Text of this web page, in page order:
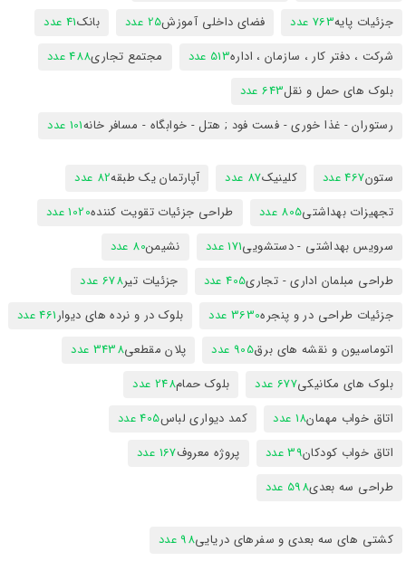
جزئیات پایه763 عدد فضای داخلی آموزش25 عدد بانک41 عدد
شرکت ، دفتر کار ، سازمان ، اداره513 عدد مجتمع تجاری488 عدد
بلوک های حمل و نقل643 عدد
رستوران - غذا خوری - فست فود ; هتل - خوابگاه - مسافر خانه101 عدد
ستون467 عدد کلینیک87 عدد آپارتمان یک طبقه82 عدد
تجهیزات بهداشتی805 عدد طراحی جزئیات تقویت کننده1020 عدد
سرویس بهداشتی - دستشویی171 عدد نشیمن80 عدد
طراحی مبلمان اداری - تجاری405 عدد جزئیات تیر678 عدد
جزئیات طراحی در و پنجره3630 عدد بلوک در و نرده های دیوار461 عدد
اتوماسیون و نقشه های برق905 عدد پلان مقطعی3438 عدد
بلوک های مکانیکی677 عدد بلوک حمام248 عدد
اتاق خواب مهمان18 عدد کمد دیواری لباس405 عدد
اتاق خواب کودکان39 عدد پروژه معروف167 عدد
طراحی سه بعدی598 عدد
کشتی های سه بعدی و سفرهای دریایی98 عدد